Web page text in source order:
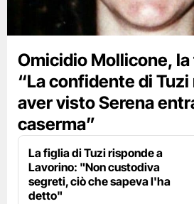
Omicidio Mollicone,
“La confidente di Tuzi
aver visto Serena
caserma”
La figlia di Tuzi risponde a
Lavorino: "Non custodiva
segreti, ciò che sapeva l'ha
detto"